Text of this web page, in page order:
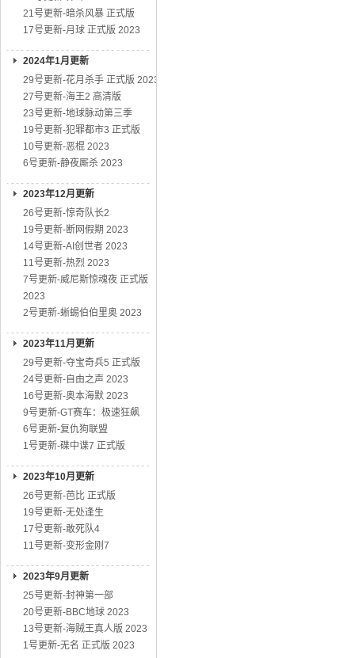
21号更新-暗杀风暴 正式版
17号更新-月球 正式版 2023
2024年1月更新
29号更新-花月杀手 正式版 2023
27号更新-海王2 高清版
23号更新-地球脉动第三季
19号更新-犯罪都市3 正式版
10号更新-恶棍 2023
6号更新-静夜厮杀 2023
2023年12月更新
26号更新-惊奇队长2
19号更新-断网假期 2023
14号更新-AI创世者 2023
11号更新-热烈 2023
7号更新-威尼斯惊魂夜 正式版
2023
2号更新-蜥蜴伯伯里奥 2023
2023年11月更新
29号更新-夺宝奇兵5 正式版
24号更新-自由之声 2023
16号更新-奥本海默 2023
9号更新-GT赛车：极速狂飙
6号更新-复仇狗联盟
1号更新-碟中谍7 正式版
2023年10月更新
26号更新-芭比 正式版
19号更新-无处逢生
17号更新-敢死队4
11号更新-变形金刚7
2023年9月更新
25号更新-封神第一部
20号更新-BBC地球 2023
13号更新-海贼王真人版 2023
1号更新-无名 正式版 2023